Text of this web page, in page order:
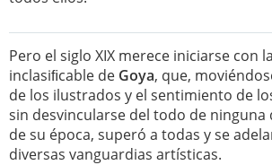
Pero el siglo XIX merece iniciarse con
inclasiﬁcable de Goya, que,
de los ilustrados y el sentimiento de
sin desvincularse del todo de ninguna
de su época, superó a todas y se
diversas vanguardias artísticas.